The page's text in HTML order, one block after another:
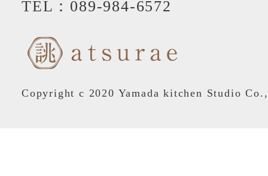
TEL： 089-984-6572
Copyright c 2020 Yamada kitchen Studio